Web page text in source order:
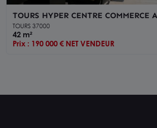
TOURS HYPER CENTRE COMMERCE
INVESTISSEMENT 42 M² VENDU
TOURS 37000
42 m²
Prix : 190 000 € NET VENDEUR